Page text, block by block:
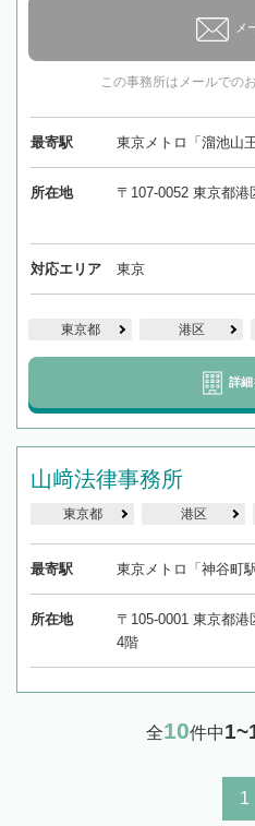
メ
この事務所はメールでの
最寄駅 東京メトロ「溜池山
所在地 〒107-0052 東京都
対応エリア 東京
東京都 港区
詳細
山﨑法律事務所
東京都 港区
最寄駅 東京メトロ「神谷町
所在地
〒105-0001 東京都
4階
全10件中
1